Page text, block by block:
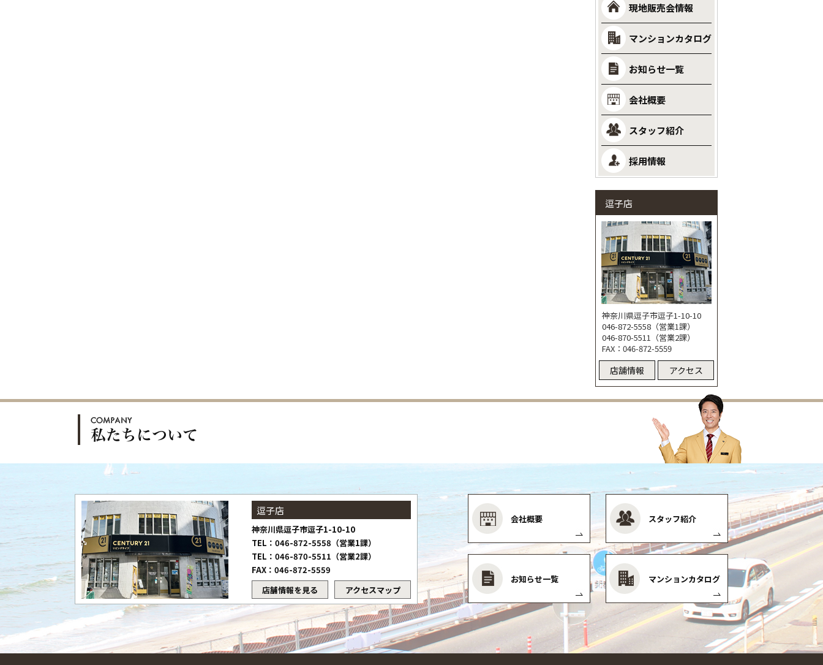
現地販売会情報
マンションカタログ
お知らせ一覧
会社概要
スタッフ紹介
採用情報
逗子店
神奈川県逗子市逗子1-10-10
046-872-5558（営業1課）
046-870-5511（営業2課）
FAX：046-872-5559
店舗情報 アクセス
逗子店
神奈川県逗子市逗子1-10-10
TEL：046-872-5558（営業1課）
TEL：046-870-5511（営業2課）
FAX：046-872-5559
店舗情報を見る
アクセスマップ
会社概要 スタッフ紹介
お知らせ一覧 マンションカタログ